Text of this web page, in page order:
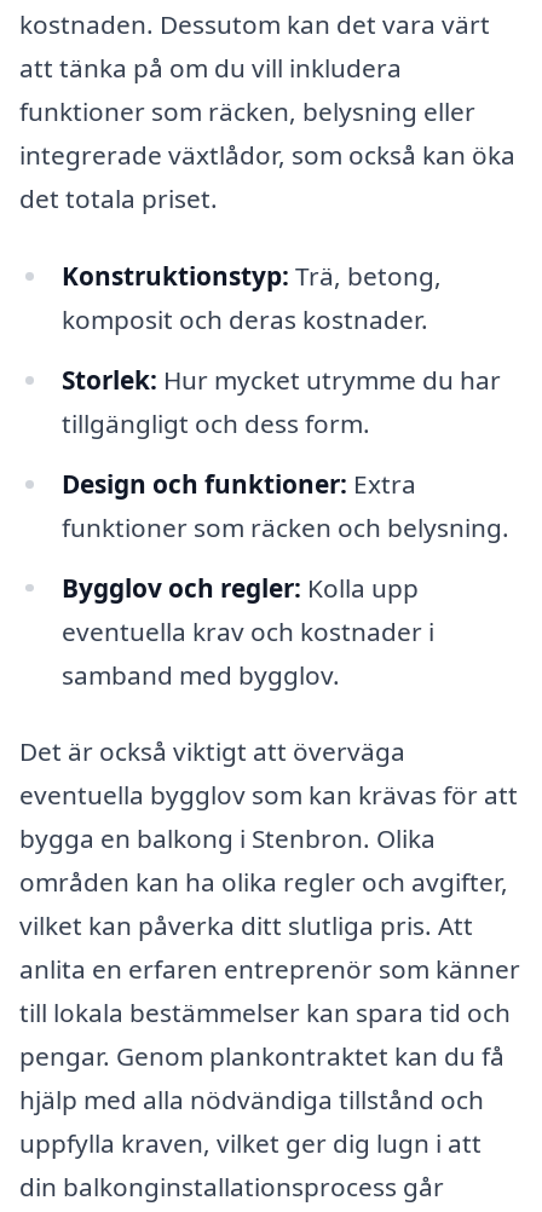
kostnaden. Dessutom kan det vara värt
att tänka på om du vill inkludera
funktioner som räcken, belysning eller
integrerade växtlådor, som också kan öka
det totala priset.
Konstruktionstyp: Trä, betong,
komposit och deras kostnader.
Storlek: Hur mycket utrymme du har
tillgängligt och dess form.
Design och funktioner: Extra
funktioner som räcken och belysning.
Bygglov och regler: Kolla upp
eventuella krav och kostnader i
samband med bygglov.
Det är också viktigt att överväga
eventuella bygglov som kan krävas för att
bygga en balkong i Stenbron. Olika
områden kan ha olika regler och avgifter,
vilket kan påverka ditt slutliga pris. Att
anlita en erfaren entreprenör som känner
till lokala bestämmelser kan spara tid och
pengar. Genom plankontraktet kan du få
hjälp med alla nödvändiga tillstånd och
uppfylla kraven, vilket ger dig lugn i att
din balkonginstallationsprocess går